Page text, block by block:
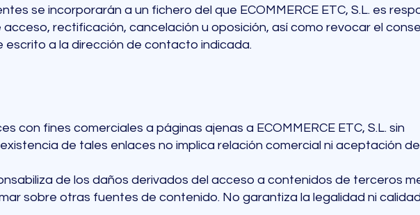
se incorporarán a un fichero del que ECOMMERCE ETC, S.L. es
rectificación, cancelación u oposición, así como revocar el
escrito a la dirección de contacto indicada.
con fines comerciales a páginas ajenas a ECOMMERCE ETC, S.L. sin
de tales enlaces no implica relación comercial ni aceptación de
de los daños derivados del acceso a contenidos de terceros
sobre otras fuentes de contenido. No garantiza la legalidad ni